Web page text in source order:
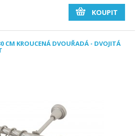
KOUPIT
CM KROUCENÁ DVOUŘADÁ - DVOJITÁ